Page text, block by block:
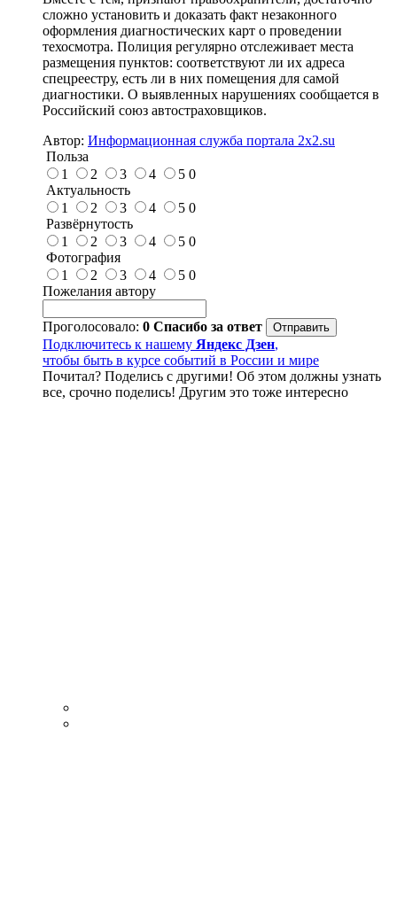
сложно установить и доказать факт незаконного
оформления диагностических карт о проведении
техосмотра. Полиция регулярно отслеживает места
размещения пунктов: соответствуют ли их адреса
спецреестру, есть ли в них помещения для самой
диагностики. О выявленных нарушениях сообщается в
Российский союз автостраховщиков.
Автор: Информационная служба портала 2x2.su
Польза
1
2 3 4 5 0
Актуальность
1
2 3 4 5 0
Развёрнутость
1
2 3 4 5 0
Фотография
1
2 3 4 5 0
Пожелания автору
Проголосовало: 0 Спасибо за ответ
Подключитесь к нашему Яндекс Дзен,
чтобы быть в курсе событий в России и мире
Почитал? Поделись с другими! Об этом должны узнать
все, срочно поделись! Другим это тоже интересно